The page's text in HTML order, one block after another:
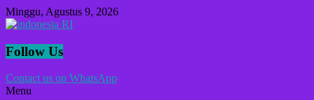
Lompat
ke
Minggu, Agustus 9, 2026
indonesia
Lugas
Follow Us
Contact us on WhatsApp
Menu